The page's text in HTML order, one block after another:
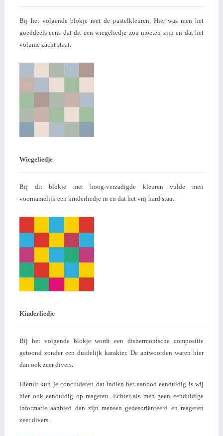
Bij het volgende blokje met de pastelkleuren. Hier was men het
goeddeels eens dat dit een wiegeliedje zou moeten zijn en dat het
volume zacht staat.
Wiegeliedje
Bij dit blokje met hoog-verzadigde kleuren vulde men
voornamelijk een kinderliedje in en dat het vrij hard staat.
Kinderliedje
Bij het volgende blokje wordt een disharmonische compositie
getoond zonder een duidelijk karakter. De antwoorden waren hier
dan ook zeer divers.
Hieruit kun je concluderen dat indien het aanbod eenduidig is wij
hier ook eenduidig op reageren. Echter als men geen eenduidige
informatie aanbied dan zijn mensen gedesoriënteerd en reageren
zeer divers.